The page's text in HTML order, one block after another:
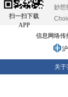
扫一扫下载
APP
妙想
信息网络传
关于